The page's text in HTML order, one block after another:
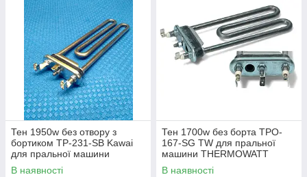
Тен 1950w без отвору з
бортиком TP-231-SB Kawai
для пральної машини
В наявності
Тен 1700w без борта TPO-
167-SG TW для пральної
машини THERMOWATT
Термоват
В наявності